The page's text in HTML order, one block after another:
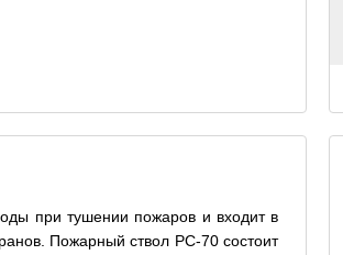
при тушении пожаров и входит в
Пожарный ствол РС-70 состоит